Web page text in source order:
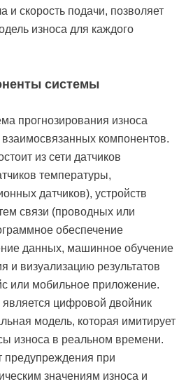
и скорость подачи, позволяет
износа для каждого
системы
прогнозирования износа
взаимосвязанных компонентов.
из сети датчиков
температуры,
датчиков), устройств
связи (проводных или
обеспечение
данных, машинное обучение
и визуализацию результатов
или мобильное приложение.
цифровой двойник
модель, которая имитирует
износа в реальном времени.
предупреждения при
значениям износа и